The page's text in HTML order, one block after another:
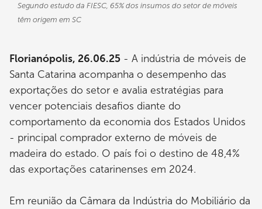
Segundo estudo da FIESC, 65% dos insumos do setor de móveis
têm origem em SC
Florianópolis, 26.06.25 - A indústria de móveis de
Santa Catarina acompanha o desempenho das
exportações do setor e avalia estratégias para
vencer potenciais desafios diante do
comportamento da economia dos Estados Unidos
- principal comprador externo de móveis de
madeira do estado. O país foi o destino de 48,4%
das exportações catarinenses em 2024.
Em reunião da Câmara da Indústria do Mobiliário da